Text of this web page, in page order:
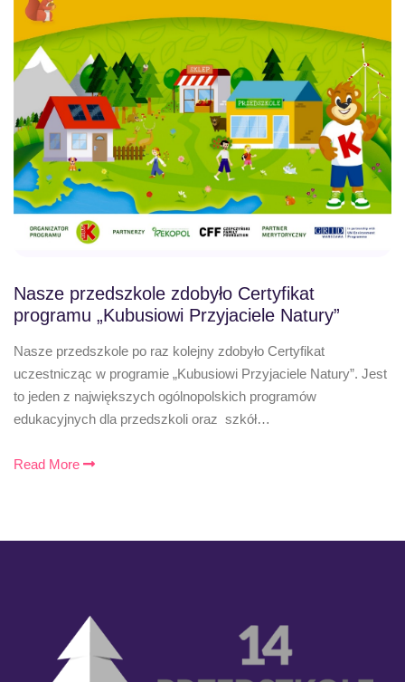
Nasze przedszkole zdobyło Certyfikat
programu „Kubusiowi Przyjaciele Natury”
Nasze przedszkole po raz kolejny zdobyło Certyfikat
uczestnicząc w programie „Kubusiowi Przyjaciele Natury”. Jest
to jeden z największych ogólnopolskich programów
edukacyjnych dla przedszkoli oraz szkół…
Read More